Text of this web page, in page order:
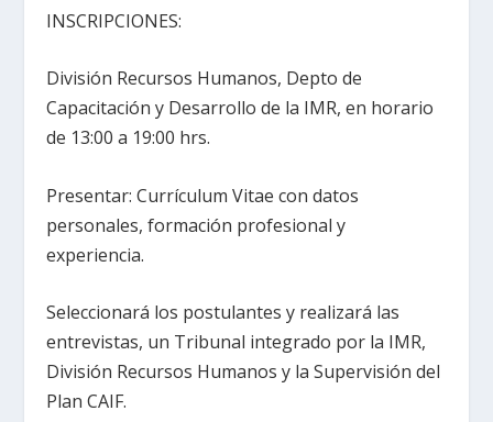
INSCRIPCIONES:
División Recursos Humanos, Depto de
Capacitación y Desarrollo de la IMR, en horario
de 13:00 a 19:00 hrs.
Presentar: Currículum Vitae con datos
personales, formación profesional y
experiencia.
Seleccionará los postulantes y realizará las
entrevistas, un Tribunal integrado por la IMR,
División Recursos Humanos y la Supervisión del
Plan CAIF.